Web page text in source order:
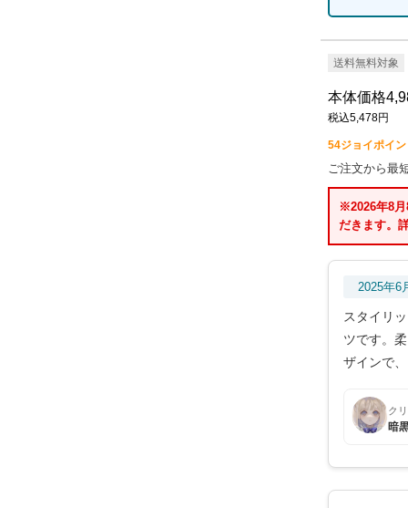
送料無料対象
本体価格
税込5,478円
54ジョイポイ
ご注文から最
※2026年8月
だきます。
2025年6
スタイリ
ツです。
ザインで
ク
暗